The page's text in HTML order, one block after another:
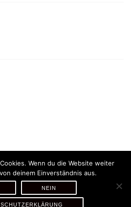
Wenn du die Website weiter
deinem Einverständnis aus.
NEIN